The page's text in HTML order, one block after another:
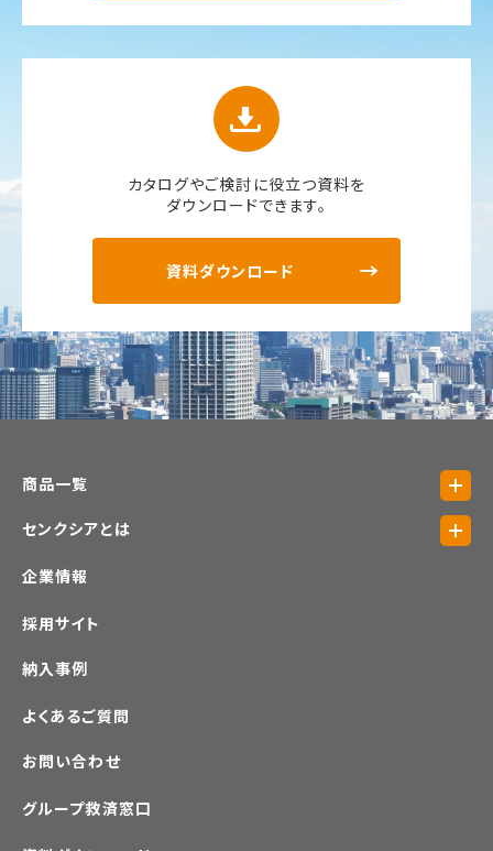
カタログやご検討に役立つ資料を
ダウンロードできます。
資料ダウンロード
商品一覧
センクシアとは
企業情報
採用サイト
納入事例
よくあるご質問
お問い合わせ
グループ救済窓口